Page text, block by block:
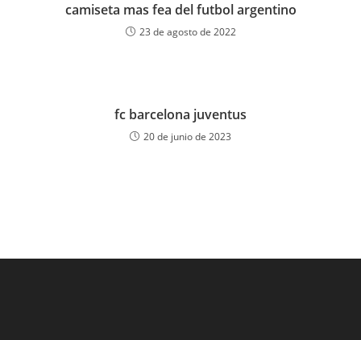
camiseta mas fea del futbol argentino
23 de agosto de 2022
fc barcelona juventus
20 de junio de 2023